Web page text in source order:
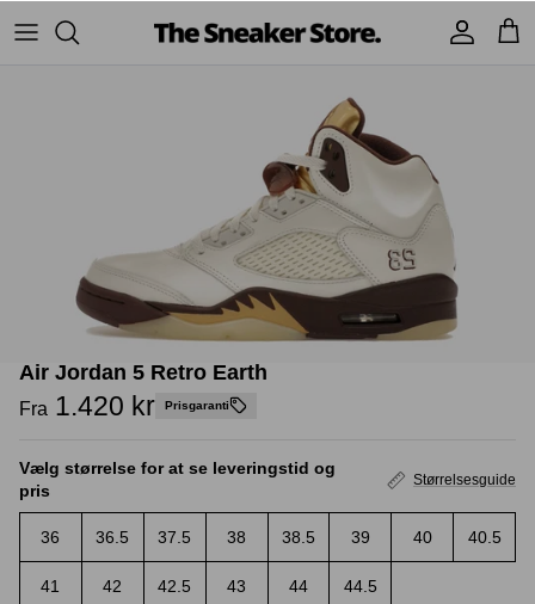
Jordans
Andre brands
BAPE - A Bathing Ape
TSS Collection
Accessories Sneaker boks
Air Jordan 5 Retro Earth
Fra 1.420 kr Prisgaranti
Vælg størrelse for at se leveringstid og
pris
Størrelsesguide
36 36.5 37.5 38 38.5 39 40 40.5
41 42 42.5 43 44 44.5